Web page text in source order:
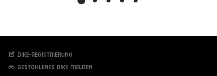
Bike-Registrierung
Gestohlenes Bike melden